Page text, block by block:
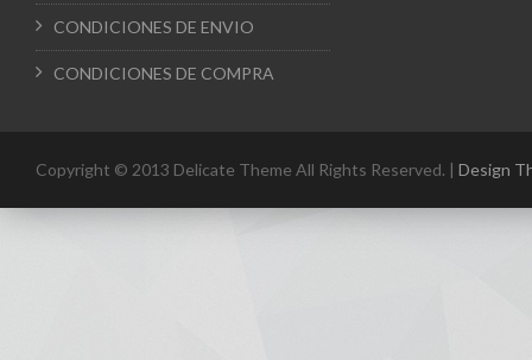
CONDICIONES DE ENVIO
CONDICIONES DE COMPRA
Copyright © 2013 Delicate Theme All Rights Reserved. | Design